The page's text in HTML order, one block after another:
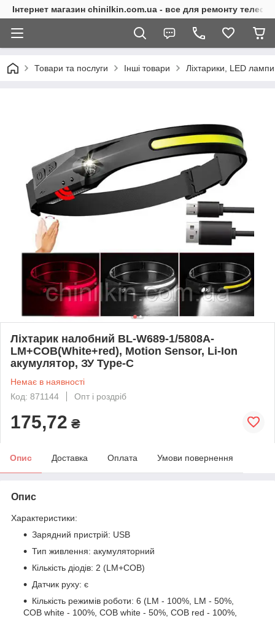
Інтернет магазин chinilkin.com.ua - все для ремонту
Товари та послуги Інші товари Ліхтарики, LED лампи
Ліхтарик налобний BL-W689-1/5808А-
LM+COB(White+red), Motion Sensor, Li-Ion
акумулятор, ЗУ Type-C
Немає в наявності
Код: 871144
Опт і роздріб
175,72 ₴
Опис Доставка Оплата Умови повернення
Опис
Характеристики:
Зарядний пристрій: USB
Тип живлення: акумуляторний
Кількість діодів: 2 (LM+COB)
Датчик руху: є
Кількість режимів роботи: 6 (LM - 100%, LM - 50%,
COB white - 100%, COB white - 50%, COB red - 100%,